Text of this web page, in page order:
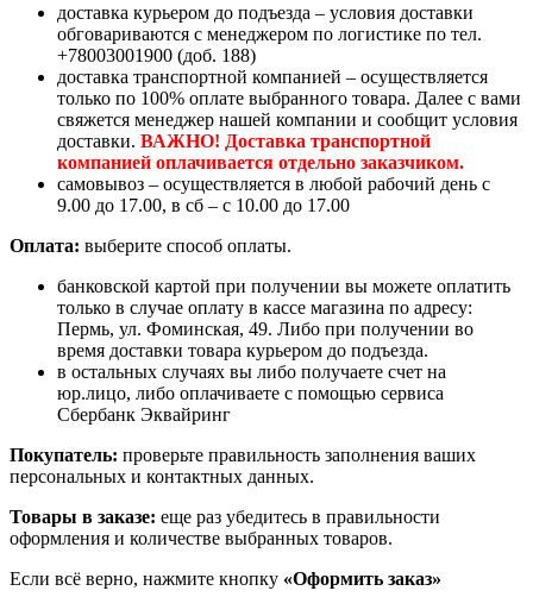
доставка курьером до подъезда – условия доставки
обговариваются с менеджером по логистике по тел.
+78003001900 (доб. 188)
доставка транспортной компанией – осуществляется
только по 100% оплате выбранного товара. Далее с вами
свяжется менеджер нашей компании и сообщит условия
доставки. ВАЖНО! Доставка транспортной
компанией оплачивается отдельно заказчиком.
самовывоз – осуществляется в любой рабочий день с
9.00 до 17.00, в сб – с 10.00 до 17.00
Оплата: выберите способ оплаты.
банковской картой при получении вы можете оплатить
только в случае оплату в кассе магазина по адресу:
Пермь, ул. Фоминская, 49. Либо при получении во
время доставки товара курьером до подъезда.
в остальных случаях вы либо получаете счет на
юр.лицо, либо оплачиваете с помощью сервиса
Сбербанк Эквайринг
Покупатель: проверьте правильность заполнения ваших
персональных и контактных данных.
Товары в заказе: еще раз убедитесь в правильности
оформления и количестве выбранных товаров.
Если всё верно, нажмите кнопку «Оформить заказ»